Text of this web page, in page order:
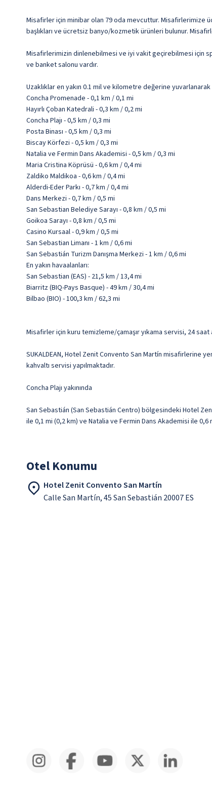
Misafirler için minibar olan 79 oda mevcuttur. Misafirlerimize
başlıkları ve ücretsiz banyo/kozmetik ürünleri bulunur.
Misafirlerimizin dinlenebilmesi ve iyi vakit geçirebilmesi için
ve banket salonu vardır.
Uzaklıklar en yakın 0.1 mil ve kilometre değerine
Concha Promenade - 0,1 km / 0,1 mi
Hayırlı Çoban Katedrali - 0,3 km / 0,2 mi
Concha Plajı - 0,5 km / 0,3 mi
Posta Binası - 0,5 km / 0,3 mi
Biscay Körfezi - 0,5 km / 0,3 mi
Natalia ve Fermin Dans Akademisi - 0,5 km / 0,3 mi
Maria Cristina Köprüsü - 0,6 km / 0,4 mi
Zaldiko Maldikoa - 0,6 km / 0,4 mi
Alderdi-Eder Parkı - 0,7 km / 0,4 mi
Dans Merkezi - 0,7 km / 0,5 mi
San Sebastian Belediye Sarayı - 0,8 km / 0,5 mi
Goikoa Sarayı - 0,8 km / 0,5 mi
Casino Kursaal - 0,9 km / 0,5 mi
San Sebastian Limanı - 1 km / 0,6 mi
San Sebastián Turizm Danışma Merkezi - 1 km / 0,6 mi
En yakın havaalanları:
San Sebastian (EAS) - 21,5 km / 13,4 mi
Biarritz (BIQ-Pays Basque) - 49 km / 30,4 mi
Bilbao (BIO) - 100,3 km / 62,3 mi
Misafirler için kuru temizleme/çamaşır yıkama servisi, 24
SUKALDEAN, Hotel Zenit Convento San Martín misafirlerine
kahvaltı servisi yapılmaktadır.
Concha Plajı yakınında
San Sebastián (San Sebastián Centro) bölgesindeki Hotel
ile 0,1 mi (0,2 km) ve Natalia ve Fermin Dans Akademisi ile
Otel Konumu
Hotel Zenit Convento San Martín
Calle San Martín, 45 San Sebastián 20007 ES